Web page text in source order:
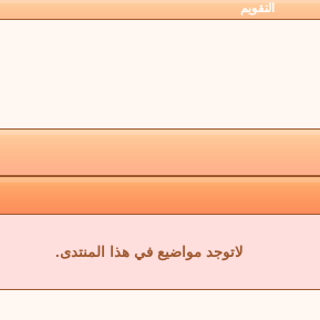
التقويم
لاتوجد مواضيع في هذا المنتدى.